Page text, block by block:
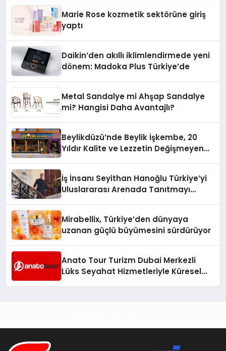
Marie Rose kozmetik sektörüne giriş
yaptı
Daikin’den akıllı iklimlendirmede yeni
dönem: Madoka Plus Türkiye’de
Metal Sandalye mi Ahşap Sandalye
mi? Hangisi Daha Avantajlı?
Beylikdüzü’nde Beylik İşkembe, 20
Yıldır Kalite ve Lezzetin Değişmeyen
İş İnsanı Seyithan Hanoğlu Türkiye’yi
Uluslararası Arenada Tanıtmayı
Mirabellix, Türkiye’den dünyaya
uzanan güçlü büyümesini sürdürüyor
Anato Tour Turizm Dubai Merkezli
Lüks Seyahat Hizmetleriyle Küresel